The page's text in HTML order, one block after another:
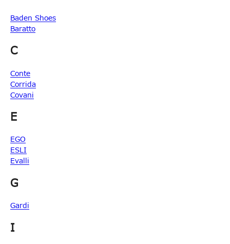
Baden Shoes
Baratto
C
Conte
Corrida
Covani
E
EGO
ESLI
Evalli
G
Gardi
I